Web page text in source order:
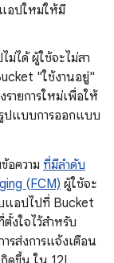
อปใหม่ให้มี
ม่ได้ ผู้ใช้จะไม่สา
"ใช้งานอยู่"
ายการใหม่เพื่อให้
ปแบบการออกแบบ
อความ ที่มีลำดับ
(FCM) ผู้ใช้จะ
แอปไปที่ Bucket
งใจไว้สำหรับ
รส่งการแจ้งเตือน